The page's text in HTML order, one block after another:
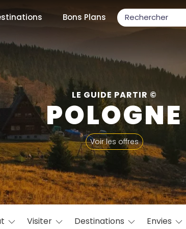
Bons Plans
LE GUIDE PARTIR ©
POLOGNE
Voir les offres
Visiter Destinations Envies
mois
Février Mars Avril Mai Juin Juillet
Novembre Décembre